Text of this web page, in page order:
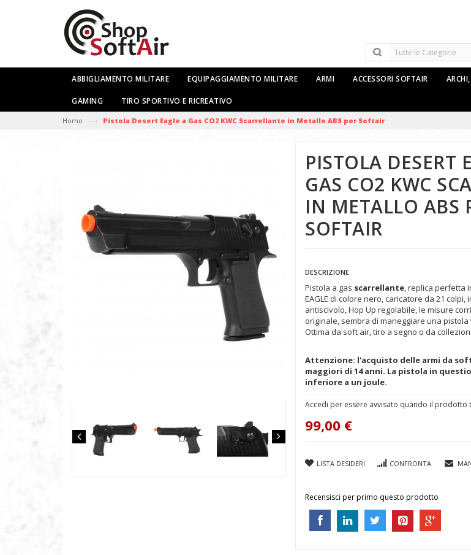
ABBIGLIAMENTO MILITARE EQUIPAGGIAMENTO MILITARE ARMI ACCESSORI SOFTAIR
GAMING TIRO SPORTIVO E RICREATIVO
Home —› Pistola Desert Eagle a Gas CO2 KWC Scarrellante in Metallo ABS per Softair
PISTOLA DESERT
GAS CO2 KWC
IN METALLO ABS
SOFTAIR
DESCRIZIONE
Pistola a gas scarrellante, replica perfetta
EAGLE di colore nero, caricatore da 21
antiscivolo, Hop Up regolabile, le misure
originale, sembra di maneggiare una pistola
Ottima da soft air, tiro a segno o da
Attenzione: l'acquisto delle armi da
maggiori di 14 anni. La pistola in
inferiore a un joule.
Accedi per essere avvisato quando il prodotto
99,00 €
LISTA DESIDERI CONFRONTA
Recensisci per primo questo prodotto